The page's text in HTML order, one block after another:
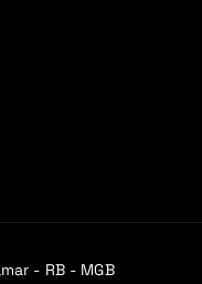
- RB - MGB